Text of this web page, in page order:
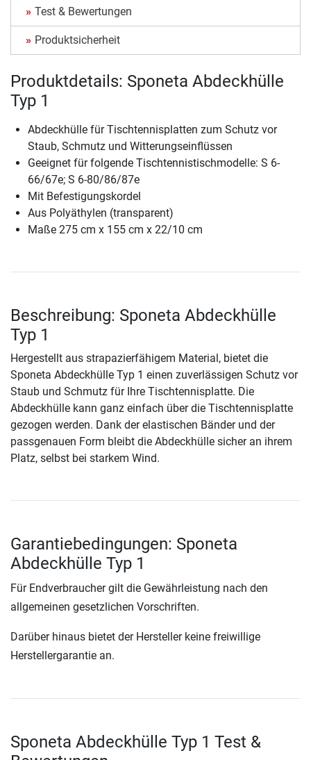
Test & Bewertungen
Produktsicherheit
Produktdetails: Sponeta Abdeckhülle
Typ 1
Abdeckhülle für Tischtennisplatten zum Schutz vor
Staub, Schmutz und Witterungseinflüssen
Geeignet für folgende Tischtennistischmodelle: S 6-
66/67e; S 6-80/86/87e
Mit Befestigungskordel
Aus Polyäthylen (transparent)
Maße 275 cm x 155 cm x 22/10 cm
Beschreibung: Sponeta Abdeckhülle
Typ 1
Hergestellt aus strapazierfähigem Material, bietet die
Sponeta Abdeckhülle Typ 1 einen zuverlässigen Schutz vor
Staub und Schmutz für Ihre Tischtennisplatte. Die
Abdeckhülle kann ganz einfach über die Tischtennisplatte
gezogen werden. Dank der elastischen Bänder und der
passgenauen Form bleibt die Abdeckhülle sicher an ihrem
Platz, selbst bei starkem Wind.
Garantiebedingungen: Sponeta
Abdeckhülle Typ 1
Für Endverbraucher gilt die Gewährleistung nach den
allgemeinen gesetzlichen Vorschriften.
Darüber hinaus bietet der Hersteller keine freiwillige
Herstellergarantie an.
Sponeta Abdeckhülle Typ 1 Test &